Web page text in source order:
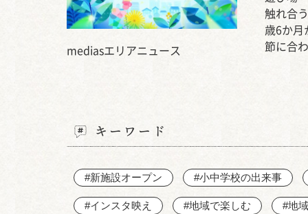
mediasエリアニュース
触れ合
歳6か月
節に合
キーワード
#新施設オープン #小中学校の出来事
#インスタ映え #地域で楽しむ #地